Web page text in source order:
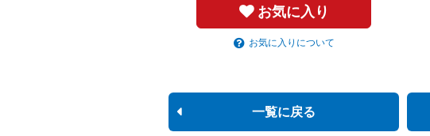
お気に入り
お気に入りについて
一覧に戻る